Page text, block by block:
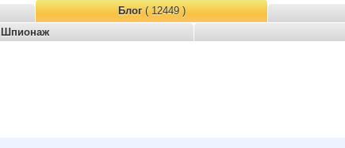
Блог( 12449 )
Шпионаж